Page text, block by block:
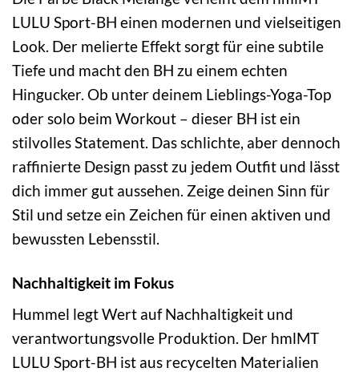
LULU Sport-BH einen modernen und vielseitigen
Look. Der melierte Effekt sorgt für eine subtile
Tiefe und macht den BH zu einem echten
Hingucker. Ob unter deinem Lieblings-Yoga-Top
oder solo beim Workout – dieser BH ist ein
stilvolles Statement. Das schlichte, aber dennoch
raffinierte Design passt zu jedem Outfit und lässt
dich immer gut aussehen. Zeige deinen Sinn für
Stil und setze ein Zeichen für einen aktiven und
bewussten Lebensstil.
Nachhaltigkeit im Fokus
Hummel legt Wert auf Nachhaltigkeit und
verantwortungsvolle Produktion. Der hmlMT
LULU Sport-BH ist aus recycelten Materialien